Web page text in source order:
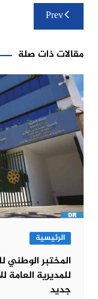
تصفّح
المقالات
Prev
مقالات ذات صلة
الرئيسية
المختبر الوطني
للمديرية
جديد